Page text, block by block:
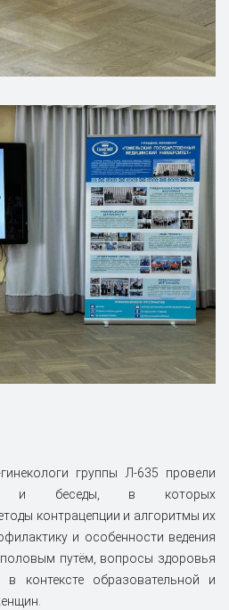
группы Л‑635 провели
и беседы, в которых
контрацепции и алгоритмы их
и особенности ведения
путём, вопросы здоровья
в контексте образовательной и